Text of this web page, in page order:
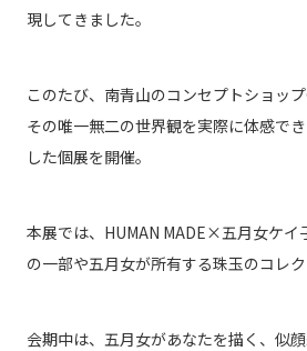
現してきました。
このたび、南青山のコンセプトショッ
その唯一無二の世界観を実際に体感で
した個展を開催。
本展では、HUMAN MADE×五月女ケイ
の一部や五月女が所有する珠玉のコレク
会期中は、五月女があなたを描く、似